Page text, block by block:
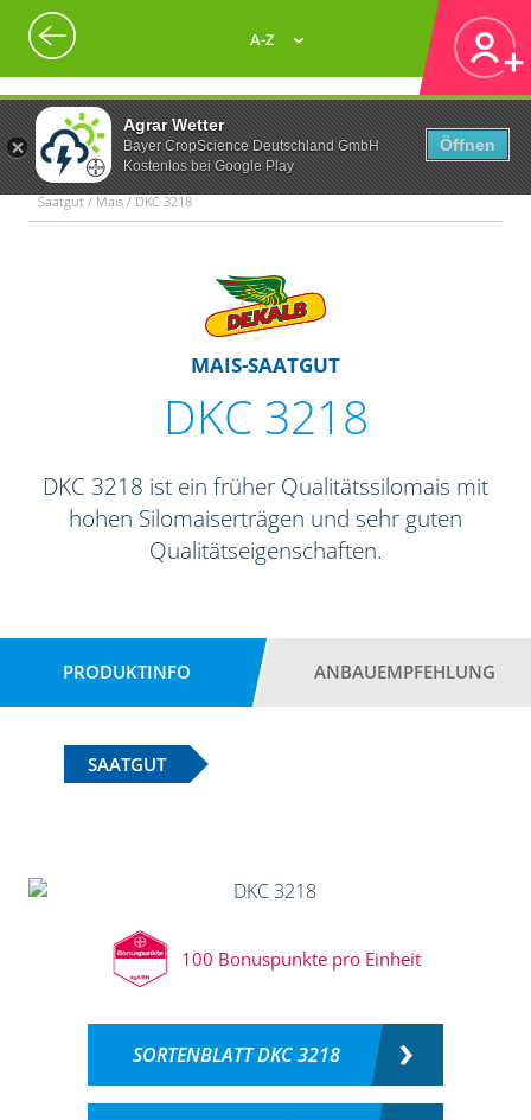
Agrar Wetter
Bayer CropScience Deutschland GmbH
Kostenlos bei Google Play
Öffnen
A-Z
Saatgut / Mais / DKC 3218
MAIS-SAATGUT
DKC 3218
DKC 3218 ist ein früher Qualitätssilomais mit
hohen Silomaiserträgen und sehr guten
Qualitätseigenschaften.
PRODUKTINFO ANBAUEMPFEHLUNG
SAATGUT
100 Bonuspunkte pro Einheit
SORTENBLATT DKC 3218